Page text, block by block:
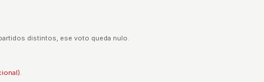
distintos, ese voto queda nulo.